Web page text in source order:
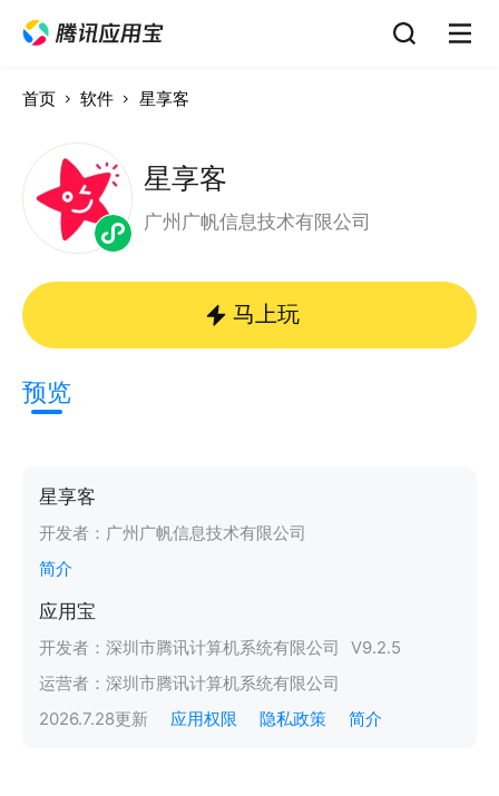
首页 软件 星享客
星享客
广州广帆信息技术有限公司
马上玩
预览
星享客
开发者： 广州广帆信息技术有限公司
简介
应用宝
开发者： 深圳市腾讯计算机系统有限公司 V9.2.5
运营者： 深圳市腾讯计算机系统有限公司
2026.7.28更新 应用权限 隐私政策 简介